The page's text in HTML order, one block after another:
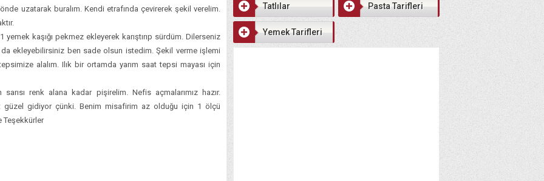
uzatarak buralım. Kendi etrafında çevirerek şekil verelim.
yemek kaşığı pekmez ekleyerek karıştırıp sürdüm. Dilerseniz
ekleyebilirsiniz ben sade olsun istedim. Şekil verme işlemi
alalım. Ilık bir ortamda yarım saat tepsi mayası için
sarısı renk alana kadar pişirelim. Nefis açmalarımız hazır.
güzel gidiyor çünki. Benim misafirim az olduğu için 1 ölçü
Teşekkürler
Tatlılar Pasta Tarifleri
Yemek Tarifleri